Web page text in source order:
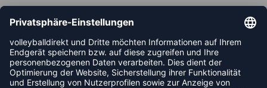
ABONNIERE JETZT DEN KOSTENLOSEN
VOLLEYBALLDIREKT-NEWSLETTER UND VERPASSE KEINE
NEUIGKEIT ODER AKTION MEHR.
JETZT ANMELDEN